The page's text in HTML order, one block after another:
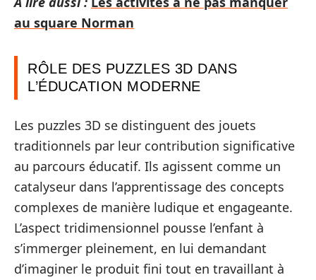
au square Norman
RÔLE DES PUZZLES 3D DANS
L’ÉDUCATION MODERNE
Les puzzles 3D se distinguent des jouets
traditionnels par leur contribution significative
au parcours éducatif. Ils agissent comme un
catalyseur dans l’apprentissage des concepts
complexes de manière ludique et engageante.
L’aspect tridimensionnel pousse l’enfant à
s’immerger pleinement, en lui demandant
d’imaginer le produit fini tout en travaillant à